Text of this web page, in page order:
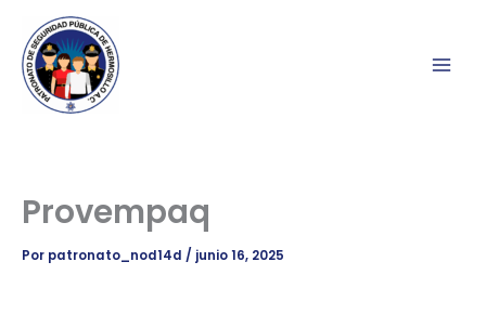
contenido
Provempaq
Por patronato_nod14d / junio 16, 2025